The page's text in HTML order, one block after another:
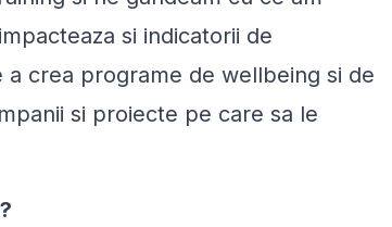
si indicatorii de
a crea programe de wellbeing si de
si proiecte pe care sa le